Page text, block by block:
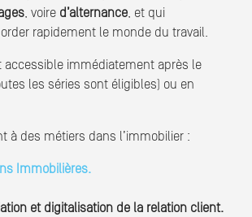
, voire d’alternance, et qui
rapidement le monde du travail.
accessible immédiatement après le
les séries sont éligibles) ou en
à des métiers dans l’immobilier :
Immobilières.
et digitalisation de la relation client.